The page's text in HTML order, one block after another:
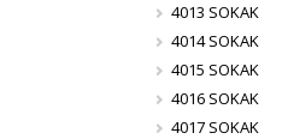
4013 SOKAK
4014 SOKAK
4015 SOKAK
4016 SOKAK
4017 SOKAK